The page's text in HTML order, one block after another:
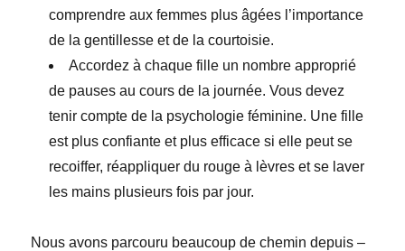
comprendre aux femmes plus âgées l’importance
de la gentillesse et de la courtoisie.
Accordez à chaque fille un nombre approprié
de pauses au cours de la journée. Vous devez
tenir compte de la psychologie féminine. Une fille
est plus confiante et plus efficace si elle peut se
recoiffer, réappliquer du rouge à lèvres et se laver
les mains plusieurs fois par jour.
Nous avons parcouru beaucoup de chemin depuis –